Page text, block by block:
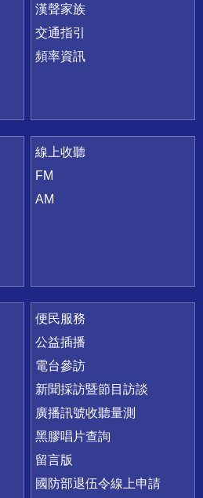
漢聲家族
交通指引
頻率資訊
線上收聽
FM
AM
便民服務
公益插播
電台參訪
新聞採訪暨節目訪談
廣播訊號收聽量測
黑膠唱片查詢
留言版
國防部退伍令線上申請